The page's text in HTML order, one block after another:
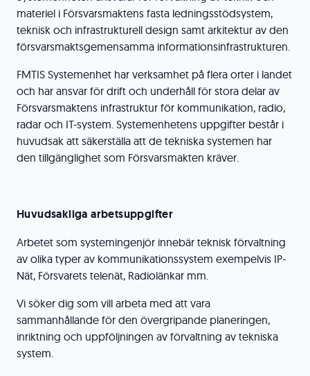
materiel i Försvarsmaktens fasta ledningsstödsystem,
teknisk och infrastrukturell design samt arkitektur av den
försvarsmaktsgemensamma informationsinfrastrukturen.
FMTIS Systemenhet har verksamhet på flera orter i landet
och har ansvar för drift och underhåll för stora delar av
Försvarsmaktens infrastruktur för kommunikation, radio,
radar och IT-system. Systemenhetens uppgifter består i
huvudsak att säkerställa att de tekniska systemen har
den tillgänglighet som Försvarsmakten kräver.
Huvudsakliga arbetsuppgifter
Arbetet som systemingenjör innebär teknisk förvaltning
av olika typer av kommunikationssystem exempelvis IP-
Nät, Försvarets telenät, Radiolänkar mm.
Vi söker dig som vill arbeta med att vara
sammanhållande för den övergripande planeringen,
inriktning och uppföljningen av förvaltning av tekniska
system.